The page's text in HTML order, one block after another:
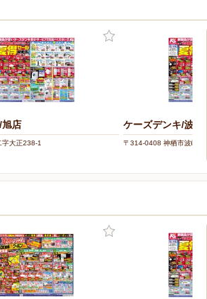
旭店
大正238-1
ケーズデンキ/波崎店
〒314-0408 神栖市波崎